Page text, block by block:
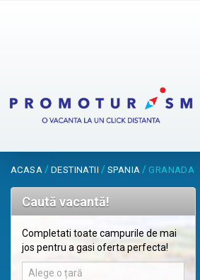
ACASA / DESTINATII / SPANIA / GRANADA
Caută vacantă!
Completati toate campurile de mai
jos pentru a gasi oferta perfecta!
Alege o țară